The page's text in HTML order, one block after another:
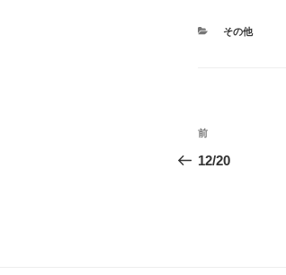
カ
その他
投
稿
前
の
前
12/20